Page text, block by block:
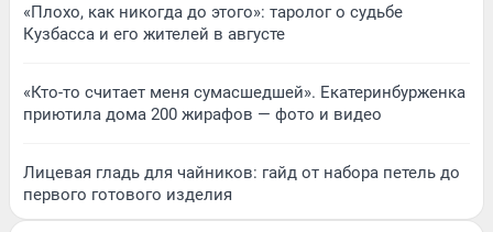
«Плохо, как никогда до этого»: таролог о судьбе
Кузбасса и его жителей в августе
«Кто-то считает меня сумасшедшей». Екатеринбурженка
приютила дома 200 жирафов — фото и видео
Лицевая гладь для чайников: гайд от набора петель до
первого готового изделия